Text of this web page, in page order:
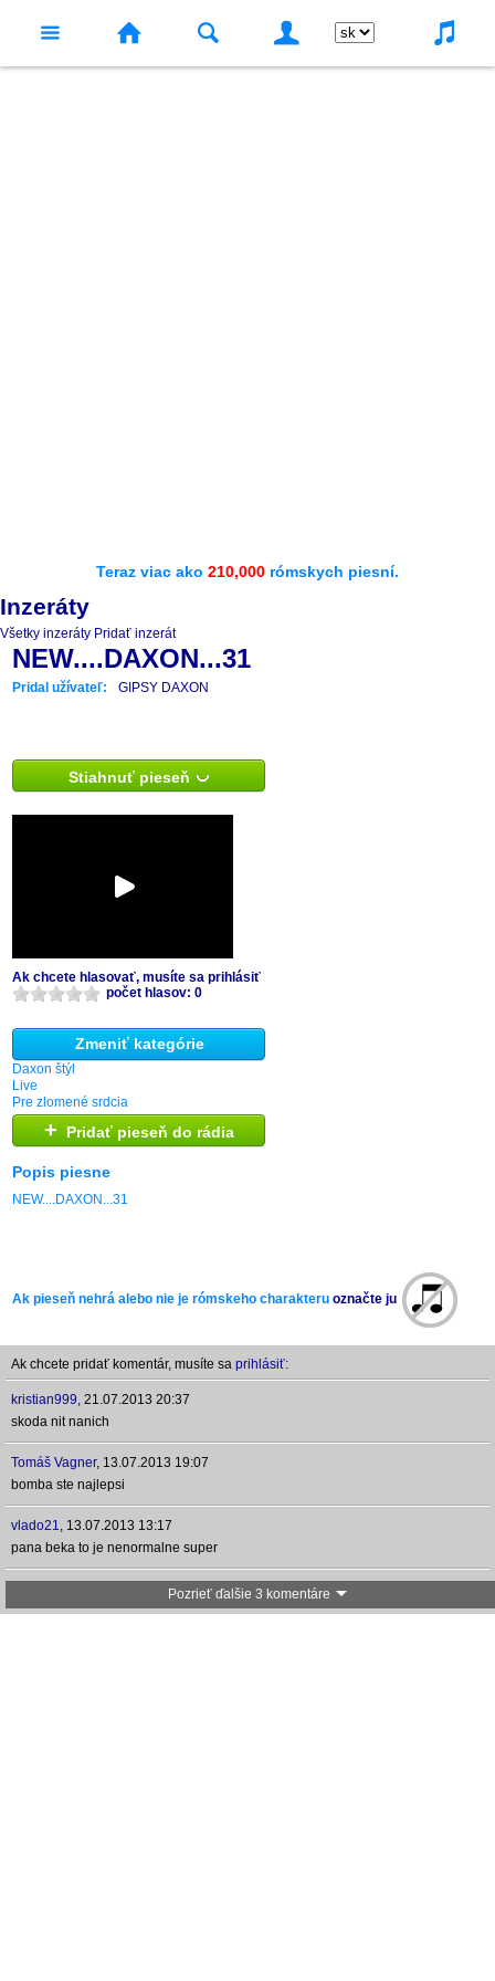
Teraz viac ako 210,000 rómskych piesní.
Inzeráty
Všetky inzeráty Pridať inzerát
NEW....DAXON...31
Pridal užívateľ: GIPSY DAXON
Stiahnuť pieseň
Ak chcete hlasovať, musíte sa prihlásiť
počet hlasov: 0
Zmeniť kategórie
Daxon štýl
Live
Pre zlomené srdcia
+ Pridať pieseň do rádia
Popis piesne
NEW....DAXON...31
Ak pieseň nehrá alebo nie je rómskeho charakteru označte ju
Ak chcete pridať komentár, musíte sa prihlásiť:
kristian999, 21.07.2013 20:37
skoda nit nanich
Tomáš Vagner, 13.07.2013 19:07
bomba ste najlepsi
vlado21, 13.07.2013 13:17
pana beka to je nenormalne super
Pozrieť ďalšie 3 komentáre